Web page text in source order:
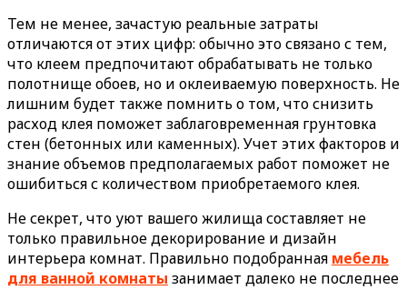
Тем не менее, зачастую реальные затраты
отличаются от этих цифр: обычно это связано с тем,
что клеем предпочитают обрабатывать не только
полотнище обоев, но и оклеиваемую поверхность. Не
лишним будет также помнить о том, что снизить
расход клея поможет заблаговременная грунтовка
стен (бетонных или каменных). Учет этих факторов и
знание объемов предполагаемых работ поможет не
ошибиться с количеством приобретаемого клея.
Не секрет, что уют вашего жилища составляет не
только правильное декорирование и дизайн
интерьера комнат. Правильно подобранная мебель
для ванной комнаты занимает далеко не последнее